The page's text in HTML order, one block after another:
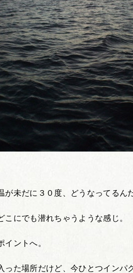
未だに３０度、どうなってるん
にでも潜れちゃうような感じ。
ントへ。
た場所だけど、今ひとつインパ